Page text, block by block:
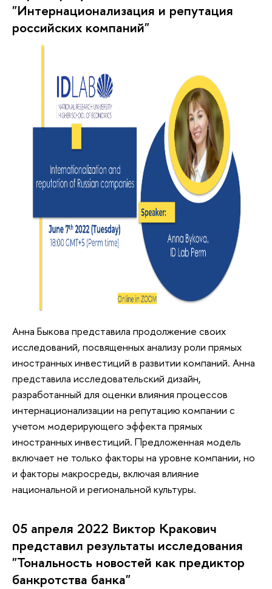
"Интернационализация и репутация
российских компаний"
Анна Быкова представила продолжение своих
исследований, посвященных анализу роли прямых
иностранных инвестиций в развитии компаний. Анна
представила исследовательский дизайн,
разработанный для оценки влияния процессов
интернационализации на репутацию компании с
учетом модерирующего эффекта прямых
иностранных инвестиций. Предложенная модель
включает не только факторы на уровне компании, но
и факторы макросреды, включая влияние
национальной и региональной культуры.
05 апреля 2022 Виктор Кракович
представил результаты исследования
"Тональность новостей как предиктор
банкротства банка"